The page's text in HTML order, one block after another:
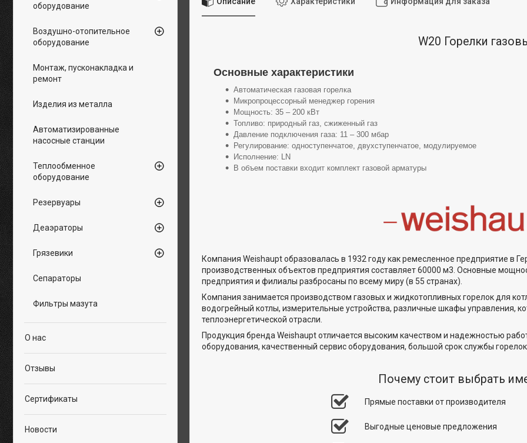
W20 Горелки
Основные характеристики
Автоматическая газовая горелка
Микропроцессорный менеджер горения
Мощность: 35 – 200 кВт
Топливо: природный газ, сжиженный газ
Давление подключения газа: 11 – 300 мбар
Регулирование: одноступенчатое, двухступенчатое, модулируемое
Исполнение: LN
В объем поставки входит комплект газовой арматуры
Компания Weishaupt образовалась в 1932 году как ремесленное предприятие в
производственных объектов предприятия составляет 60000 м3. Основные
предприятия и филиалы разбросаны по всему миру (в 55 странах).
Компания занимается производством газовых и жидкотопливных горелок для
водогрейный котлы, измерительные устройства, различные шкафы управления,
теплоэнергетической отрасли.
Продукция бренда Weishaupt отличается высоким качеством и надежностью
оборудования, качественный сервис оборудования, большой срок службы горелок
Почему стоит выбрать
Прямые поставки от производителя
Выгодные ценовые предложения
оборудование
Воздушно-отопительное
оборудование
Монтаж, пусконакладка и
ремонт
Изделия из металла
Автоматизированные
насосные станции
Теплообменное
оборудование
Резервуары
Деаэраторы
Грязевики
Сепараторы
Фильтры мазута
О нас
Отзывы
Сертификаты
Новости